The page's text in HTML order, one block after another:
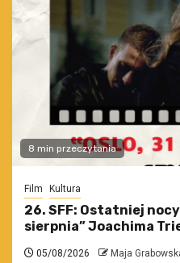
8 min przeczytania
Film Kultura
26. SFF: Ostatniej nocy
sierpnia” Joachima
05/08/2026 Maja